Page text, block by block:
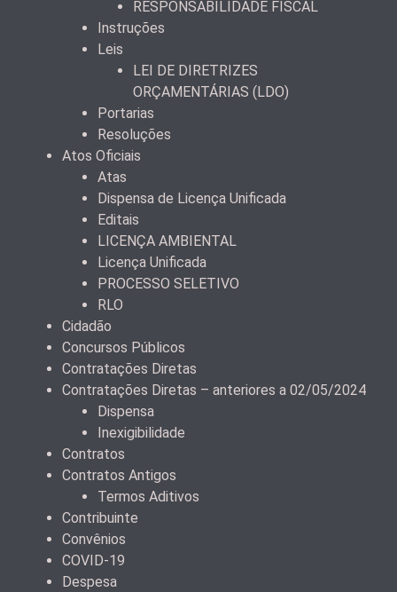
RESPONSABILIDADE FISCAL
Instruções
Leis
LEI DE DIRETRIZES
ORÇAMENTÁRIAS (LDO)
Portarias
Resoluções
Atos Oficiais
Atas
Dispensa de Licença Unificada
Editais
LICENÇA AMBIENTAL
Licença Unificada
PROCESSO SELETIVO
RLO
Cidadão
Concursos Públicos
Contratações Diretas
Contratações Diretas – anteriores a 02/05/2024
Dispensa
Inexigibilidade
Contratos
Contratos Antigos
Termos Aditivos
Contribuinte
Convênios
COVID-19
Despesa